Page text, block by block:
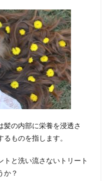
髪の内部に栄養を浸透さ
ものを指します。
トと洗い流さないトリート
か？